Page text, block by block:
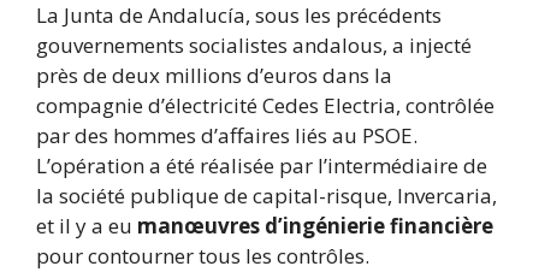
La Junta de Andalucía, sous les précédents
gouvernements socialistes andalous, a injecté
près de deux millions d’euros dans la
compagnie d’électricité Cedes Electria, contrôlée
par des hommes d’affaires liés au PSOE.
L’opération a été réalisée par l’intermédiaire de
la société publique de capital-risque, Invercaria,
et il y a eu manœuvres d’ingénierie financière
pour contourner tous les contrôles.